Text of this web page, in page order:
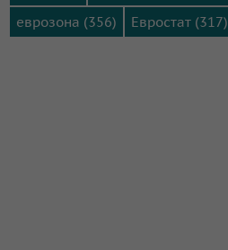
еврозона (356)
Евростат (317)